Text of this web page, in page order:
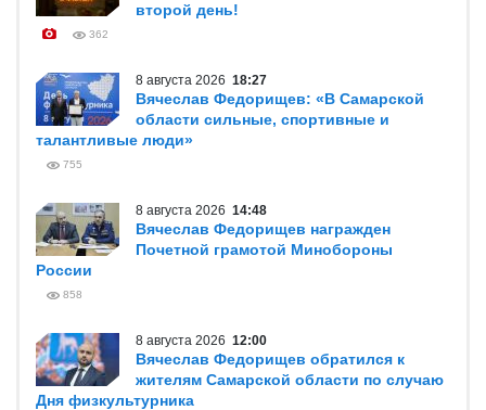
второй день!
362
8 августа 2026 18:27
Вячеслав Федорищев: «В Самарской
области сильные, спортивные и
талантливые люди»
755
8 августа 2026 14:48
Вячеслав Федорищев награжден
Почетной грамотой Минобороны
России
858
8 августа 2026 12:00
Вячеслав Федорищев обратился к
жителям Самарской области по случаю
Дня физкультурника